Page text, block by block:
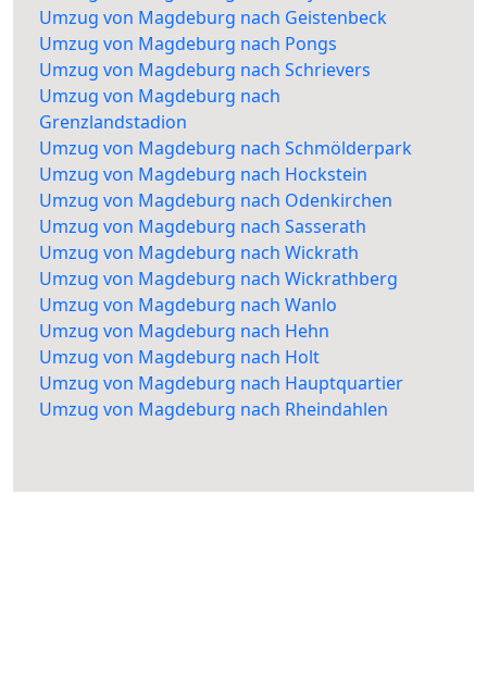
Umzug von Magdeburg nach Geistenbeck
Umzug von Magdeburg nach Pongs
Umzug von Magdeburg nach Schrievers
Umzug von Magdeburg nach
Grenzlandstadion
Umzug von Magdeburg nach Schmölderpark
Umzug von Magdeburg nach Hockstein
Umzug von Magdeburg nach Odenkirchen
Umzug von Magdeburg nach Sasserath
Umzug von Magdeburg nach Wickrath
Umzug von Magdeburg nach Wickrathberg
Umzug von Magdeburg nach Wanlo
Umzug von Magdeburg nach Hehn
Umzug von Magdeburg nach Holt
Umzug von Magdeburg nach Hauptquartier
Umzug von Magdeburg nach Rheindahlen